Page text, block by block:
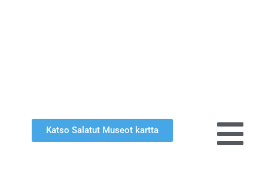
Katso Salatut Museot kartta